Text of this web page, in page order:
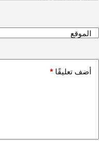
الموقع
أضف تعليقًا *